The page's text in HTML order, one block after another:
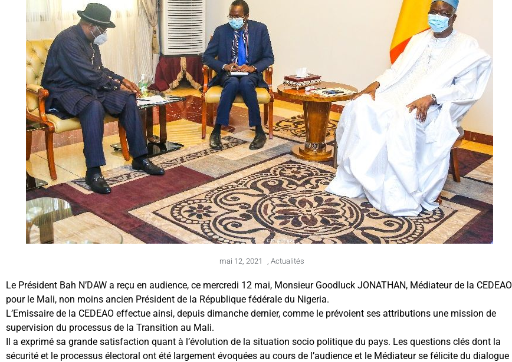
mai 12, 2021 Actualités
Le Président Bah N’DAW a reçu en audience, ce mercredi 12 mai, Monsieur Goodluck JONATHAN, Médiateur de la CEDEAO
pour le Mali, non moins ancien Président de la République fédérale du Nigeria.
L’Emissaire de la CEDEAO effectue ainsi, depuis dimanche dernier, comme le prévoient ses attributions une mission de
supervision du processus de la Transition au Mali.
Il a exprimé sa grande satisfaction quant à l’évolution de la situation socio politique du pays. Les questions clés dont la
sécurité et le processus électoral ont été largement évoquées au cours de l’audience et le Médiateur se félicite du dialogue